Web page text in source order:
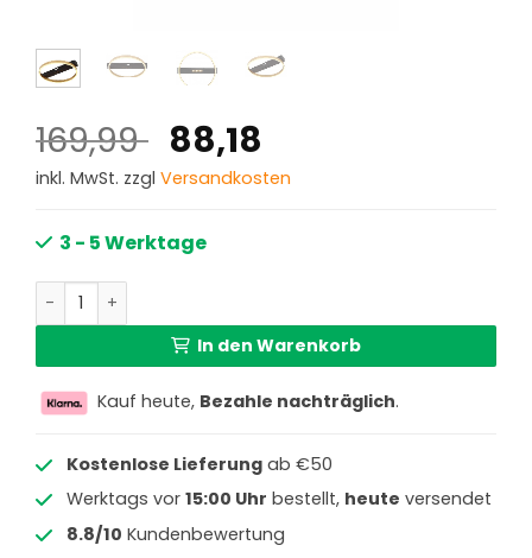
169,99 Ursprünglicher
Preis
169,99 €
88,18
Preis
inkl. MwSt. zzgl Versandkosten
3 - 5 Werktage
Moderne schwarze Metall-Deckenlampe Globo Luffy
In den Warenkorb
Kauf heute, Bezahle nachträglich.
Kostenlose Lieferungab €50
Werktags vor 15:00 Uhr bestellt, heute versendet
8.8/10 Kundenbewertung